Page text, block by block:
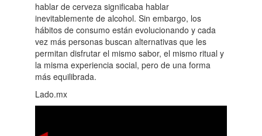
hablar de cerveza significaba hablar
inevitablemente de alcohol. Sin embargo, los
hábitos de consumo están evolucionando y cada
vez más personas buscan alternativas que les
permitan disfrutar el mismo sabor, el mismo ritual y
la misma experiencia social, pero de una forma
más equilibrada.
Lado.mx